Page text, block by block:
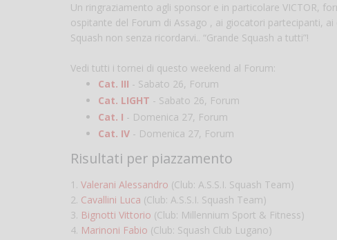
Un ringraziamento agli sponsor e in particolare VICTOR,
ospitante del Forum di Assago , ai giocatori partecipanti,
Squash non senza ricordarvi.. “Grande Squash a tutti”!
Vedi tutti i tornei di questo weekend al Forum:
Cat. III - Sabato 26, Forum
Cat. LIGHT - Sabato 26, Forum
Cat. I - Domenica 27, Forum
Cat. IV - Domenica 27, Forum
Risultati per piazzamento
1. Valerani Alessandro (Club: A.S.S.I. Squash Team)
2. Cavallini Luca (Club: A.S.S.I. Squash Team)
3. Bignotti Vittorio (Club: Millennium Sport & Fitness)
4. Marinoni Fabio (Club: Squash Club Lugano)